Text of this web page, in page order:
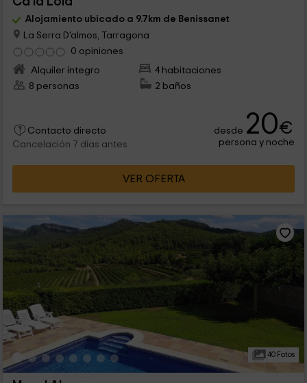
Alojamiento ubicado a 9.7km de Benissanet
La Serra D'almos, Tarragona
0 opiniones
Alquiler íntegro
4 habitaciones
8 personas
2 baños
Contacto directo
Cancelación 7 días antes
desde 20€
persona y noche
VER OFERTA
40 Fotos